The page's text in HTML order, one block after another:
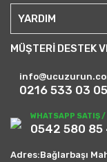
YARDIM
MÜŞTERİ DESTEK
0216 533 03 05
WHATSAPP SATIŞ /
0542 580 85
Adres:Bağlarbaşı